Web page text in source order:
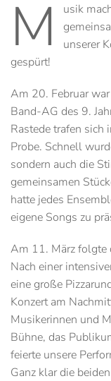
M
usik
unserer
gespürt!
Am 20. Februar
Band-AG des 9.
Rastede trafen sich
Probe. Schnell
sondern auch die
gemeinsamen
hatte jedes
eigene Songs zu
Am 11. März folgte
Nach einer
eine große
Konzert am
Musikerinnen und
Bühne, das
feierte unsere
Ganz klar die